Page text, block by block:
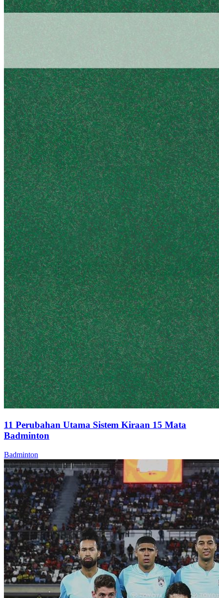
11 Perubahan Utama Sistem Kiraan 15 Mata
Badminton
Badminton